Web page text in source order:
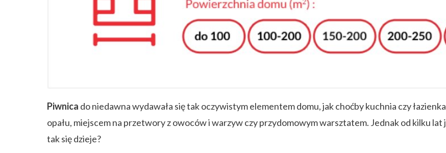
ZAPISZ SIĘ
Piwnica do niedawna wydawała się tak oczywistym elementem domu, jak choćby kuchnia czy
opału, miejscem na przetwory z owoców i warzyw czy przydomowym warsztatem. Jednak od kilku
tak się dzieje?